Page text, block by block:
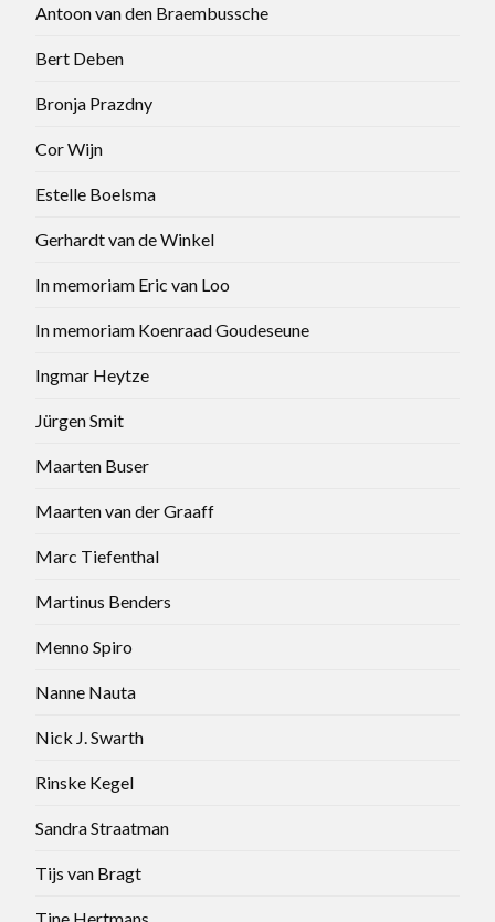
Antoon van den Braembussche
Bert Deben
Bronja Prazdny
Cor Wijn
Estelle Boelsma
Gerhardt van de Winkel
In memoriam Eric van Loo
In memoriam Koenraad Goudeseune
Ingmar Heytze
Jürgen Smit
Maarten Buser
Maarten van der Graaff
Marc Tiefenthal
Martinus Benders
Menno Spiro
Nanne Nauta
Nick J. Swarth
Rinske Kegel
Sandra Straatman
Tijs van Bragt